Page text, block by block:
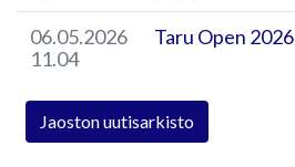
06.05.2026
11.04
Taru Open 2026
Jaoston uutisarkisto